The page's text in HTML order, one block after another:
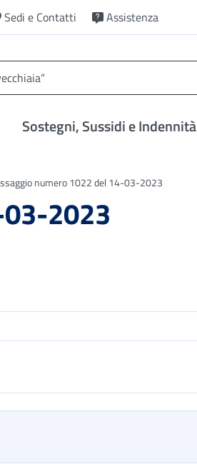
Sedi e Contatti Assistenza
Sostegni, Sussidi e Indennità
numero 1022 del 14-03-2023
2023